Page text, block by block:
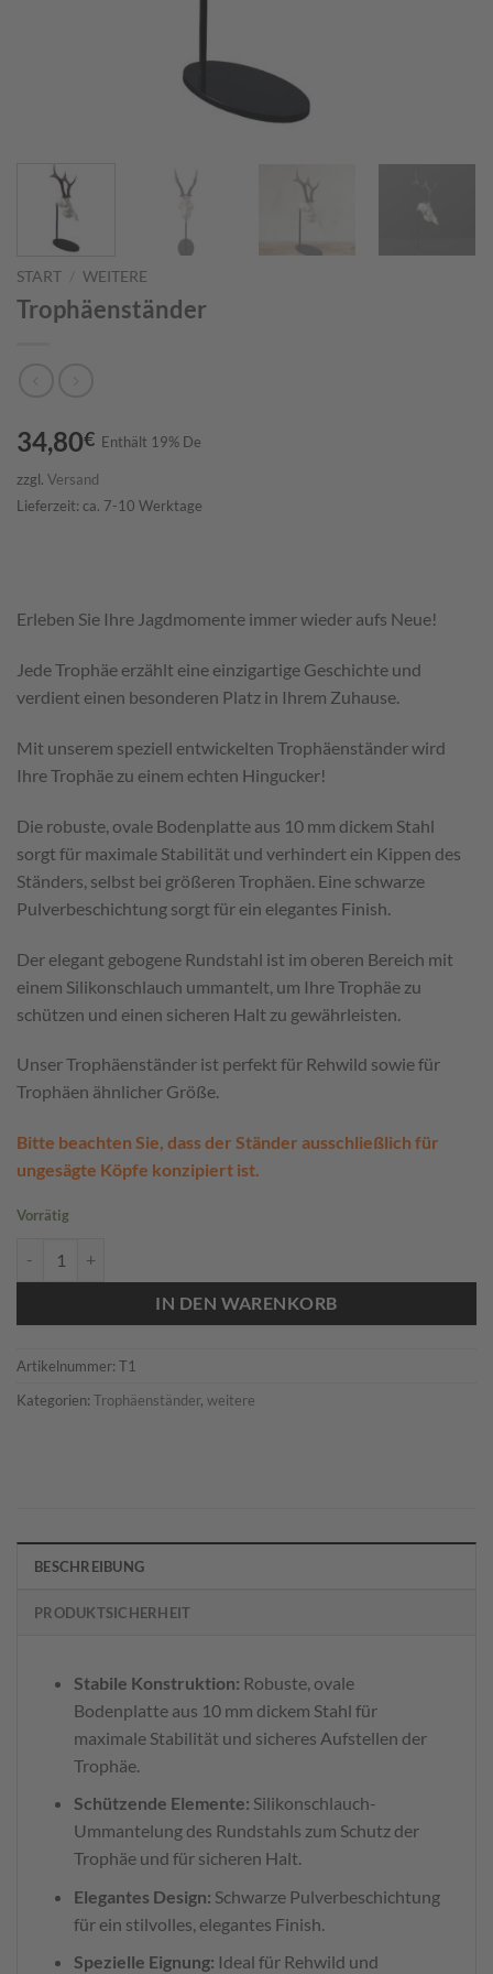
START WEITERE
Trophäenständer
34,80€ Enthält 19% De
zzgl. Versand
Lieferzeit: ca. 7-10 Werktage
Erleben Sie Ihre Jagdmomente immer wieder aufs Neue!
Jede Trophäe erzählt eine einzigartige Geschichte und
verdient einen besonderen Platz in Ihrem Zuhause.
Mit unserem speziell entwickelten Trophäenständer wird
Ihre Trophäe zu einem echten Hingucker!
Die robuste, ovale Bodenplatte aus 10 mm dickem Stahl
sorgt für maximale Stabilität und verhindert ein Kippen des
Ständers, selbst bei größeren Trophäen. Eine schwarze
Pulverbeschichtung sorgt für ein elegantes Finish.
Der elegant gebogene Rundstahl ist im oberen Bereich mit
einem Silikonschlauch ummantelt, um Ihre Trophäe zu
schützen und einen sicheren Halt zu gewährleisten.
Unser Trophäenständer ist perfekt für Rehwild sowie für
Trophäen ähnlicher Größe.
Bitte beachten Sie, dass der Ständer ausschließlich für
ungesägte Köpfe konzipiert ist.
Vorrätig
IN DEN WARENKORB
Artikelnummer: T1
Kategorien: Trophäenständer, weitere
BESCHREIBUNG
PRODUKTSICHERHEIT
Stabile Konstruktion: Robuste, ovale
Bodenplatte aus 10 mm dickem Stahl für
maximale Stabilität und sicheres Aufstellen der
Trophäe.
Schützende Elemente: Silikonschlauch-
Ummantelung des Rundstahls zum Schutz der
Trophäe und für sicheren Halt.
Elegantes Design: Schwarze Pulverbeschichtung
für ein stilvolles, elegantes Finish.
Spezielle Eignung: Ideal für Rehwild und